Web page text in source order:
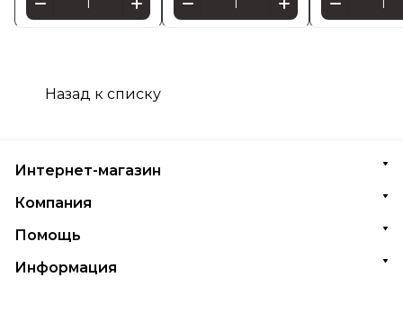
Назад к списку
Интернет-магазин
Компания
Помощь
Информация